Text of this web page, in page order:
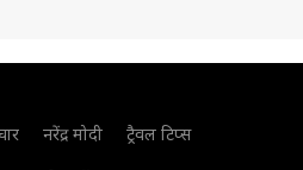
नरेंद्र मोदी
ट्रैवल टिप्स